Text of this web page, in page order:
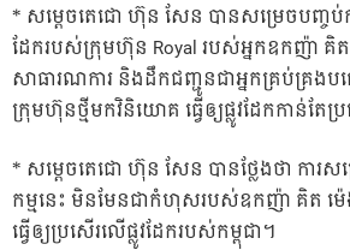
* សម្តេចតេជោ ហ៊ុន សែន បានសម្រេចបញ្ចប់កា
ដែករបស់ក្រុមហ៊ុន Royal របស់អ្នកឧកញ៉ា
សាធារណការ និងដឹកជញ្ជូនជាអ្នកគ្រប់គ្រងប
ក្រុមហ៊ុនថ្មីមកវិនិយោគ ធ្វើឲ្យផ្លូវដែកកាន់តែប្
* សម្តេចតេជោ ហ៊ុន សែន បានថ្លែងថា ការសម្
កម្មនេះ មិនមែនជាកំហុសរបស់ឧកញ៉ា គិត ម៉េង
ធ្វើឲ្យប្រសើរលើផ្លូវដែករបស់កម្ពុជា។